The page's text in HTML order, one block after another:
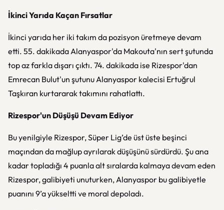
İkinci Yarıda Kaçan Fırsatlar
İkinci yarıda her iki takım da pozisyon üretmeye devam
etti. 55. dakikada Alanyaspor'da Makouta'nın sert şutunda
top az farkla dışarı çıktı. 74. dakikada ise Rizespor'dan
Emrecan Bulut'un şutunu Alanyaspor kalecisi Ertuğrul
Taşkıran kurtararak takımını rahatlattı.
Rizespor'un Düşüşü Devam Ediyor
Bu yenilgiyle Rizespor, Süper Lig’de üst üste beşinci
maçından da mağlup ayrılarak düşüşünü sürdürdü. Şu ana
kadar topladığı 4 puanla alt sıralarda kalmaya devam eden
Rizespor, galibiyeti unuturken, Alanyaspor bu galibiyetle
puanını 9’a yükseltti ve moral depoladı.